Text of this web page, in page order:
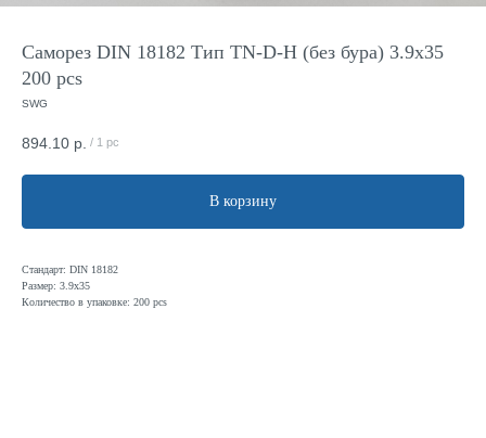
Саморез DIN 18182 Тип TN-D-H (без бура) 3.9x35
200 pcs
SWG
894.10 р. / 1 pc
В корзину
Стандарт: DIN 18182
Размер: 3.9х35
Количество в упаковке: 200 pcs